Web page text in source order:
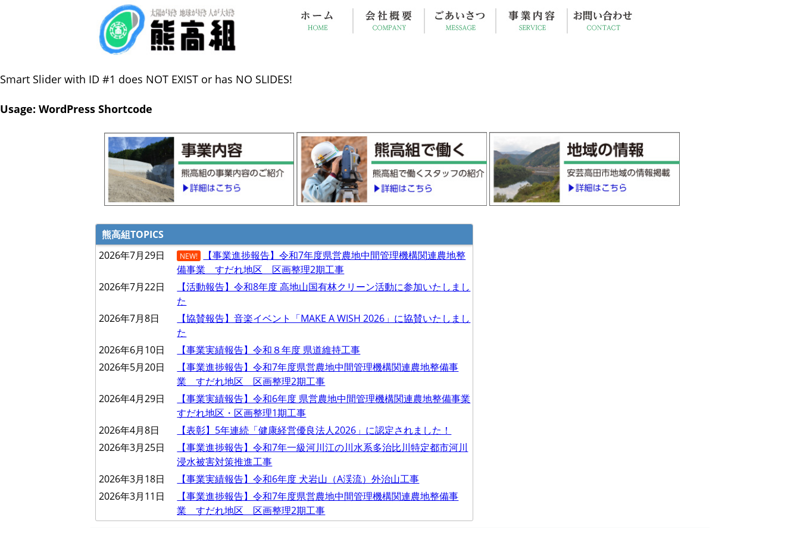
Smart Slider with ID #1 does NOT EXIST or has NO SLIDES!
Usage: WordPress Shortcode
熊高組TOPICS
2026年7月29日
NEW!
【事業進捗報告】令和7年度県営農地中間管理機構関連農地整
備事業 すだれ地区 区画整理2期工事
2026年7月22日
【活動報告】令和8年度 高地山国有林クリーン活動に参加いたしまし
た
2026年7月8日
【協賛報告】音楽イベント「MAKE A WISH 2026」に協賛いたしまし
た
2026年6月10日
【事業実績報告】令和８年度 県道維持工事
2026年5月20日
【事業進捗報告】令和7年度県営農地中間管理機構関連農地整備事
業 すだれ地区 区画整理2期工事
2026年4月29日
【事業実績報告】令和6年度 県営農地中間管理機構関連農地整備事業
すだれ地区・区画整理1期工事
2026年4月8日
【表彰】5年連続「健康経営優良法人2026」に認定されました！
2026年3月25日
【事業進捗報告】令和7年一級河川江の川水系多治比川特定都市河川
浸水被害対策推進工事
2026年3月18日
【事業実績報告】令和6年度 犬岩山（A渓流）外治山工事
2026年3月11日
【事業進捗報告】令和7年度県営農地中間管理機構関連農地整備事
業 すだれ地区 区画整理2期工事